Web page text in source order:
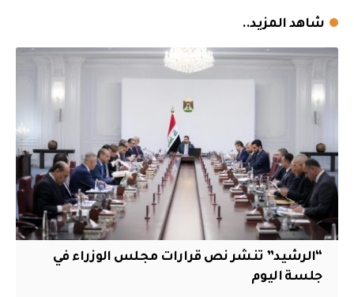
شاهد المزيد..
“الرشيد” تنشر نص قرارات مجلس الوزراء في
جلسة اليوم